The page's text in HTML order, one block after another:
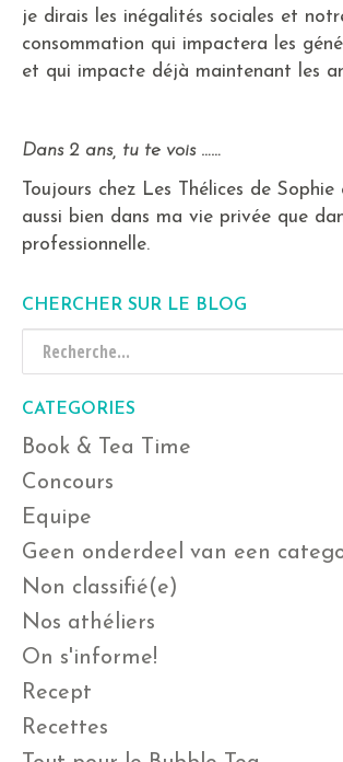
je dirais les inégalités sociales et
consommation qui impactera les
et qui impacte déjà maintenant les
Dans 2 ans, tu te vois ……
Toujours chez Les Thélices de Sophie
aussi bien dans ma vie privée que
professionnelle.
CHERCHER SUR LE BLOG
CATEGORIES
Book & Tea Time
Concours
Equipe
Geen onderdeel van een
Non classifié(e)
Nos athéliers
On s'informe!
Recept
Recettes